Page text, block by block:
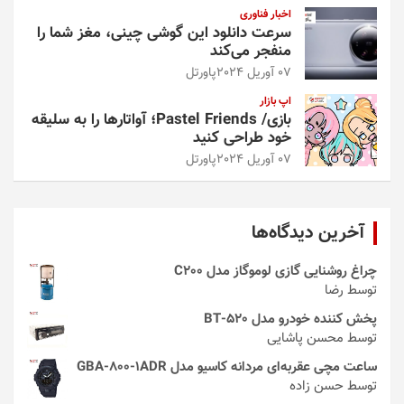
اخبار فناوری
سرعت دانلود این گوشی چینی، مغز شما را
منفجر می‌کند
07 آوریل 2024 پاورتل
اپ بازار
بازی/ Pastel Friends؛ آواتارها را به سلیقه
خود طراحی کنید
07 آوریل 2024 پاورتل
آخرین دیدگاه‌ها
چراغ روشنایی گازی لوموگاز مدل C200
توسط رضا
پخش کننده خودرو مدل 520-BT
توسط محسن پاشایی
ساعت مچی عقربه‌ای مردانه کاسیو مدل GBA-800-1ADR
توسط حسن زاده